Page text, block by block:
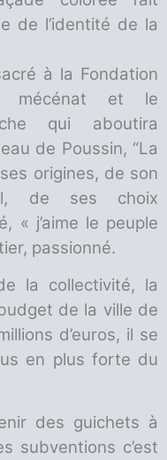
de l’identité de la
à la Fondation
mécénat et le
qui aboutira
de Poussin, “La
origines, de son
de ses choix
« j’aime le peuple
passionné.
la collectivité, la
de la ville de
d’euros, il se
en plus forte du
des guichets à
subventions c’est